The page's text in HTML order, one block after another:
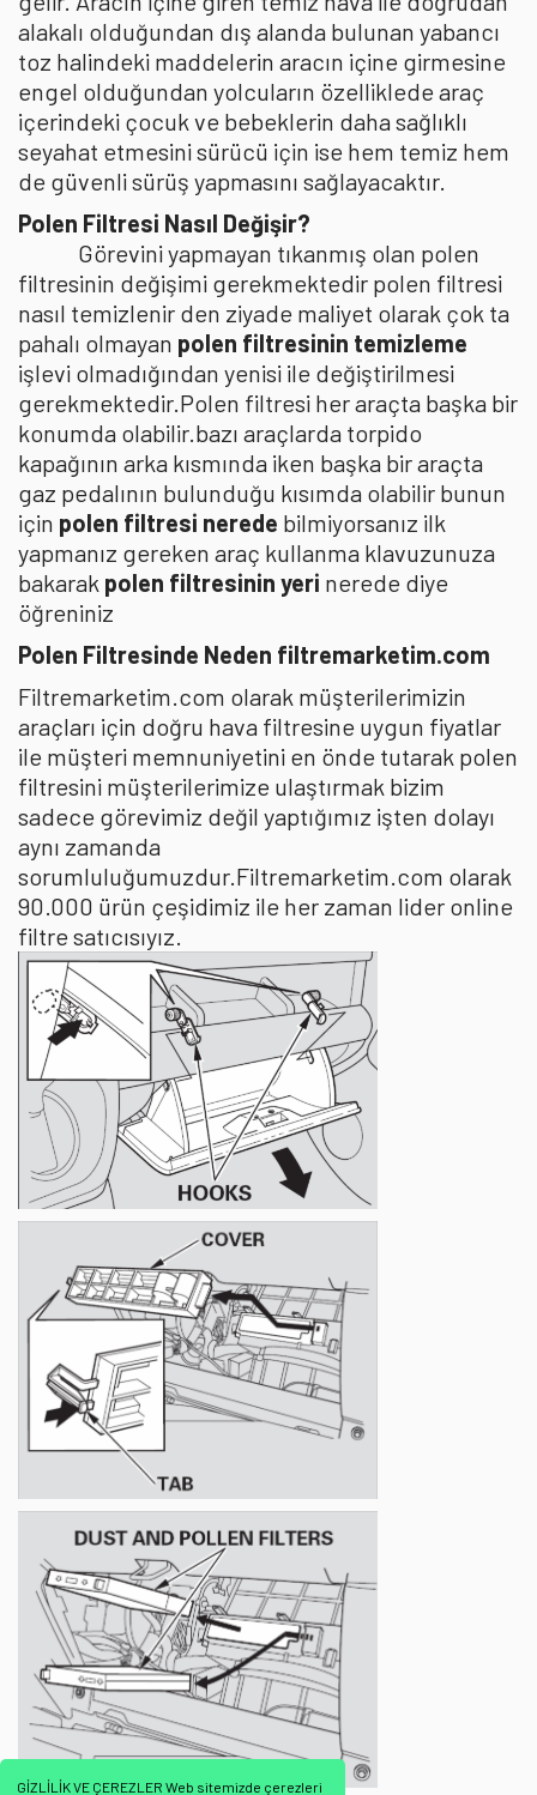
GİZLİLİK VE ÇEREZLER Web sitemizde çerezleri
alakalı olduğundan dış alanda bulunan yabancı
toz halindeki maddelerin aracın içine girmesine
engel olduğundan yolcuların özelliklede araç
içerindeki çocuk ve bebeklerin daha sağlıklı
seyahat etmesini sürücü için ise hem temiz hem
de güvenli sürüş yapmasını sağlayacaktır.
Polen Filtresi Nasıl Değişir?
Görevini yapmayan tıkanmış olan polen
filtresinin değişimi gerekmektedir polen filtresi
nasıl temizlenir den ziyade maliyet olarak çok ta
pahalı olmayan polen filtresinin temizleme
işlevi olmadığından yenisi ile değiştirilmesi
gerekmektedir.Polen filtresi her araçta başka bir
konumda olabilir.bazı araçlarda torpido
kapağının arka kısmında iken başka bir araçta
gaz pedalının bulunduğu kısımda olabilir bunun
için polen filtresi nerede bilmiyorsanız ilk
yapmanız gereken araç kullanma klavuzunuza
bakarak polen filtresinin yeri nerede diye
öğreniniz
Polen Filtresinde Neden filtremarketim.com
Filtremarketim.com olarak müşterilerimizin
araçları için doğru hava filtresine uygun fiyatlar
ile müşteri memnuniyetini en önde tutarak polen
filtresini müşterilerimize ulaştırmak bizim
sadece görevimiz değil yaptığımız işten dolayı
aynı zamanda
sorumluluğumuzdur.Filtremarketim.com olarak
90.000 ürün çeşidimiz ile her zaman lider online
filtre satıcısıyız.